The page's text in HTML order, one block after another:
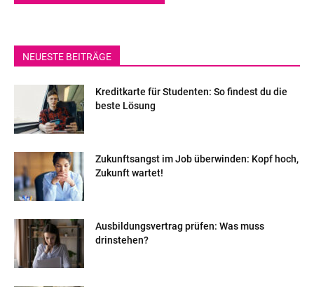
NEUESTE BEITRÄGE
Kreditkarte für Studenten: So findest du die
beste Lösung
Zukunftsangst im Job überwinden: Kopf hoch,
Zukunft wartet!
Ausbildungsvertrag prüfen: Was muss
drinstehen?